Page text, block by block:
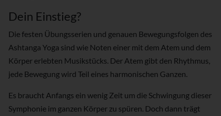
Dein Einstieg?
Die festen Übungsserien und genauen Bewegungsfolgen des
Ashtanga Yoga sind wie Noten einer mit dem Atem und dem
Körper erlebten Musikstücks. Der Atem gibt den Rhythmus,
jede Bewegung wird Teil eines harmonischen Ganzen.
Es braucht Anfangs ein wenig Zeit um die Schwingung dieser
Symphonie im ganzen Körper zu spüren. Doch dann trägt